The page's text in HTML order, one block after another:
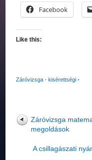
Facebook
Like this:
Záróvizsga - kisérettségi •
Záróvizsga
megoldások
A csillagászati